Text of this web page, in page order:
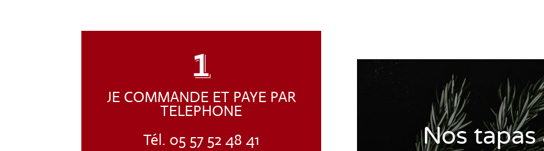
1
JE COMMANDE ET PAYE PAR
TELEPHONE
Tél. 05 57 52 48 41
Nos